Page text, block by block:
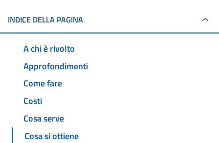
INDICE DELLA PAGINA
A chi è rivolto
Approfondimenti
Come fare
Costi
Cosa serve
Cosa si ottiene